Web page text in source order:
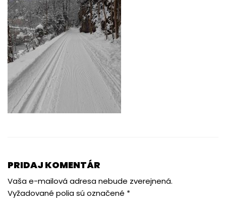
PRIDAJ KOMENTÁR
Vaša e-mailová adresa nebude zverejnená.
Vyžadované polia sú označené *